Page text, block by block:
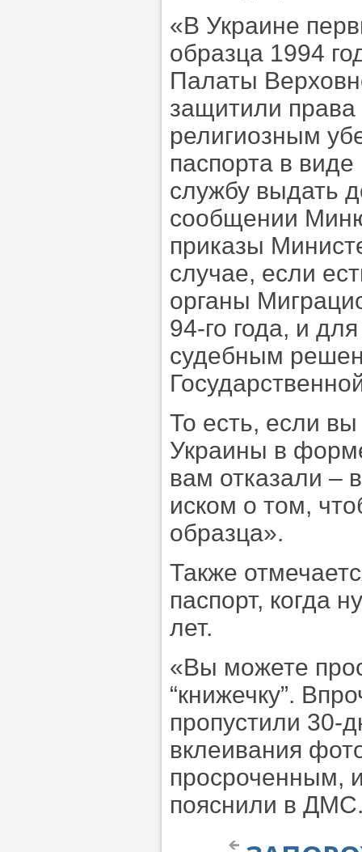
«В Украине
образца 1994
Палаты
защитили
религиозным
паспорта в
службу выдать
сообщении
приказы
случае, если
органы
94-го года, и
судебным
То есть, если
Украины в
вам отказали –
иском о том,
образца».
Также
паспорт, когда
лет.
«Вы можете
“книжечку”.
пропустили 30-
вклеивания
просроченным,
пояснили в